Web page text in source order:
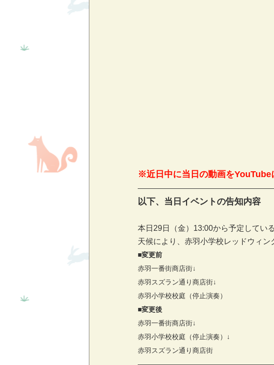
※近日中に当日の動画をYouTube
以下、当日イベントの告知内容
本日29日（金）13:00から予定してい
天候により、赤羽小学校レッドウィン
■変更前
赤羽一番街商店街↓
赤羽スズラン通り商店街↓
赤羽小学校校庭（停止演奏）
■変更後
赤羽一番街商店街↓
赤羽小学校校庭（停止演奏）↓
赤羽スズラン通り商店街